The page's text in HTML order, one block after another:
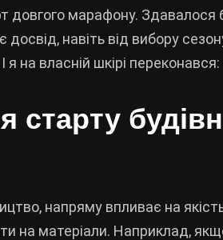
довгого марафону. Здавалося
досвід, навіть від вибору
я на власній шкірі
старту
напряму впливає на
на матеріали. Наприклад,